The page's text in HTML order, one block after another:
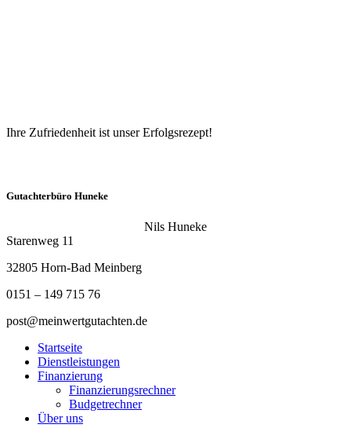
Ihre Zufriedenheit ist unser Erfolgsrezept!
Gutachterbüro Huneke
Nils Huneke
Starenweg 11
32805 Horn-Bad Meinberg
0151 – 149 715 76
post@meinwertgutachten.de
Startseite
Dienstleistungen
Finanzierung
Finanzierungsrechner
Budgetrechner
Über uns